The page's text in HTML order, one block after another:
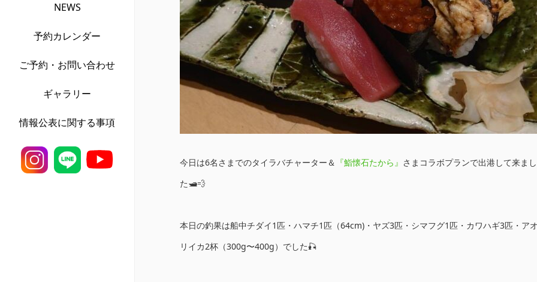
NEWS
予約カレンダー
ご予約・お問い合わせ
ギャラリー
情報公表に関する事項
今日は6名さまでのタイラバチャーター＆ 『鮨懐石たから』 さまコラボプランで出港して来まし
た🛥💨
本日の釣果は船中チダイ1匹・ハマチ1匹（64cm)・ヤズ3匹・シマフグ1匹・カワハギ3匹・ア
リイカ2杯（300g〜400g）でした🎣